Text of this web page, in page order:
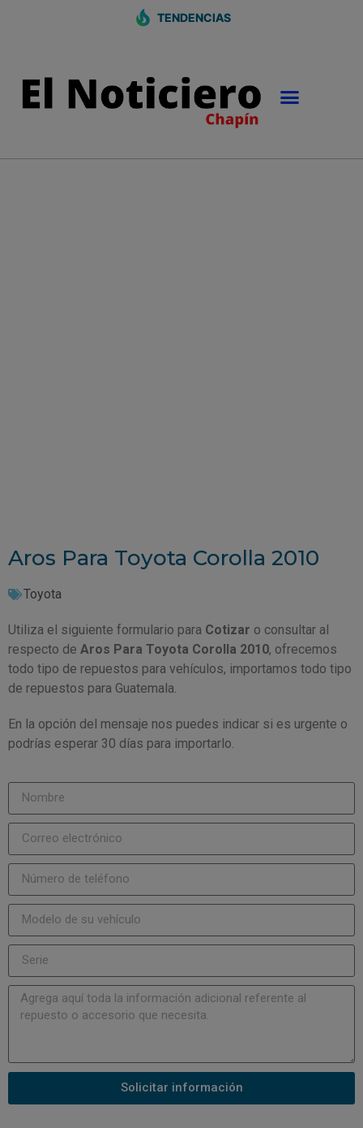
TENDENCIAS
Aros Para Toyota Corolla 2010
Toyota
Utiliza el siguiente formulario para Cotizar o consultar al
respecto de Aros Para Toyota Corolla 2010, ofrecemos
todo tipo de repuestos para vehículos, importamos todo tipo
de repuestos para Guatemala.
En la opción del mensaje nos puedes indicar si es urgente o
podrías esperar 30 días para importarlo.
Solicitar información